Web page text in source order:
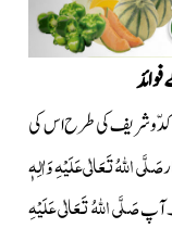
کدّو شریف کی طرح اس کی
صَلَّی اللہُ تَعَالٰی عَلَیْہِ وَاٰلِہٖ
آپصَلَّی اللّٰہُ تَعَالٰی عَلَیْہِ